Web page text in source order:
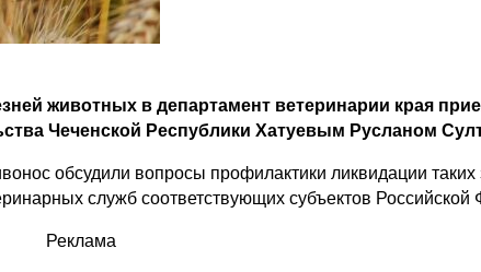
животных в департамент ветеринарии края
Чеченской Республики Хатуевым Русланом
обсудили вопросы профилактики ликвидации
служб соответствующих субъектов Российской
Реклама